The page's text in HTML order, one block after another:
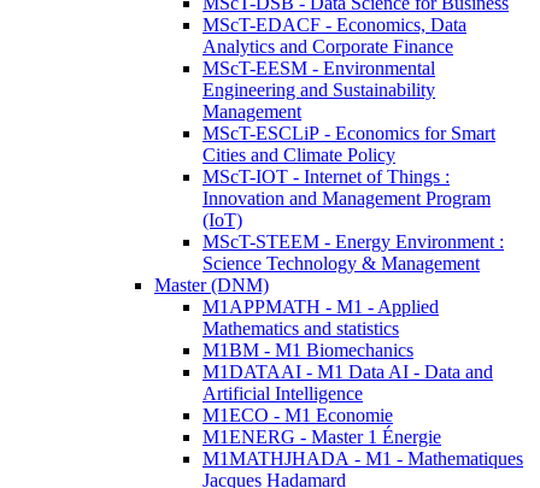
MScT-EDACF - Economics, Data
Analytics and Corporate Finance
MScT-EESM - Environmental
Engineering and Sustainability
Management
MScT-ESCLiP - Economics for Smart
Cities and Climate Policy
MScT-IOT - Internet of Things :
Innovation and Management Program
(IoT)
MScT-STEEM - Energy Environment :
Science Technology & Management
Master (DNM)
M1APPMATH - M1 - Applied
Mathematics and statistics
M1BM - M1 Biomechanics
M1DATAAI - M1 Data AI - Data and
Artificial Intelligence
M1ECO - M1 Economie
M1ENERG - Master 1 Énergie
M1MATHJHADA - M1 - Mathematiques
Jacques Hadamard